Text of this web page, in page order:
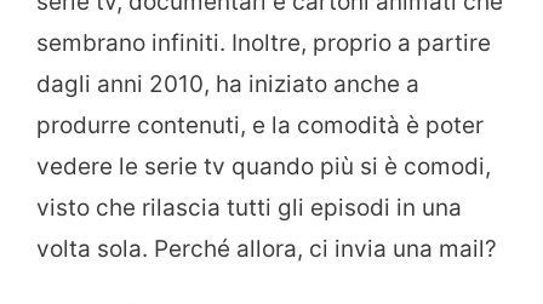
sembrano infiniti. Inoltre, proprio a partire
dagli anni 2010, ha iniziato anche a
produrre contenuti, e la comodità è poter
vedere le serie tv quando più si è comodi,
visto che rilascia tutti gli episodi in una
volta sola. Perché allora, ci invia una mail?